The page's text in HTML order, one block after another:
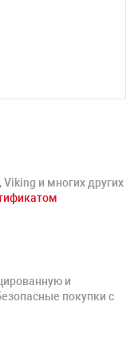
и многих других
и
покупки с